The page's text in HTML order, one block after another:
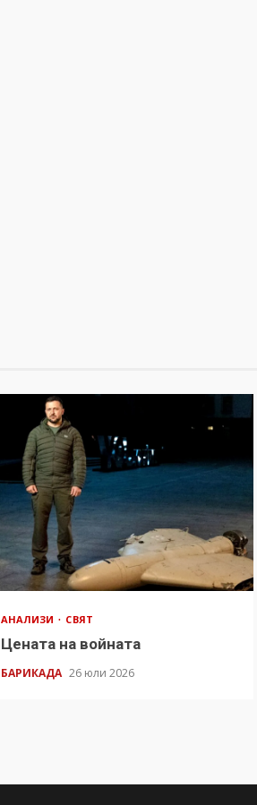
АНАЛИЗИ СВЯТ
Цената на войната
БАРИКАДА 26 юли 2026